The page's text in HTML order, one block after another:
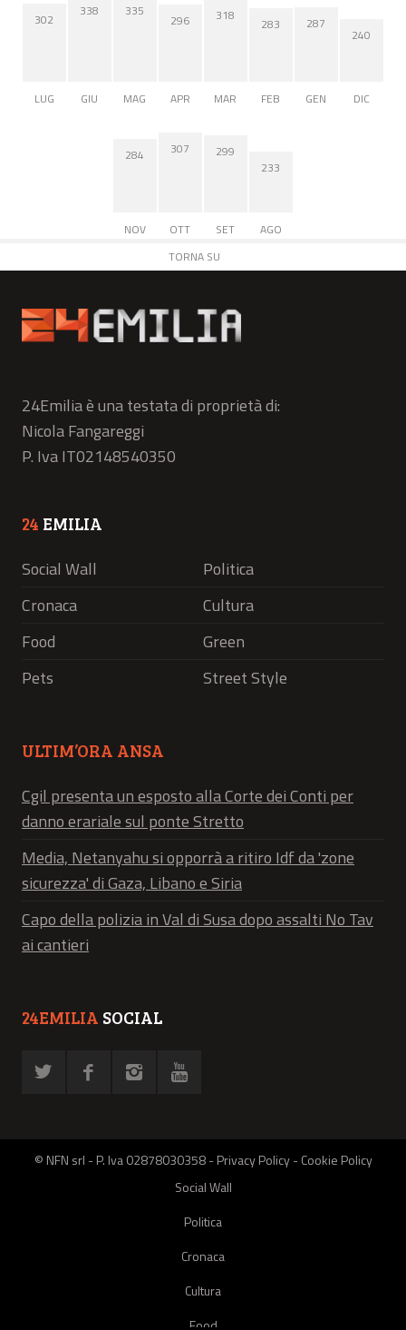
302
LUG
338
GIU
335
MAG
296
APR
318
MAR
283
FEB
287
GEN
240
DIC
284
NOV
307
OTT
299
SET
233
AGO
TORNA SU
24Emilia è una testata di proprietà di:
Nicola Fangareggi
P. Iva IT02148540350
24 EMILIA
Social Wall
Politica
Cronaca
Cultura
Food
Green
Pets
Street Style
ULTIM’ORA ANSA
Cgil presenta un esposto alla Corte dei Conti per
danno erariale sul ponte Stretto
Media, Netanyahu si opporrà a ritiro Idf da 'zone
sicurezza' di Gaza, Libano e Siria
Capo della polizia in Val di Susa dopo assalti No Tav
ai cantieri
24EMILIA SOCIAL
© NFN srl - P. Iva 02878030358 -Privacy Policy-Cookie Policy
Social Wall
Politica
Cronaca
Cultura
Food